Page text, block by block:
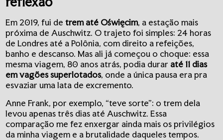
Em 2019, fui detrem até Oświęcim, a estação mais
próxima de Auschwitz. O trajeto foi simples: 24 horas
de Londres até a Polônia, com direito a refeições,
banho e descanso. Mas ali já começou o choque: essa
mesma viagem, 80 anos atrás, podia durar até 11 dias
em vagões superlotados, onde a única pausa era pra
esvaziar uma lata de excremento.
Anne Frank, por exemplo, “teve sorte”: o trem dela
levou apenas três dias até Auschwitz. Essa
comparação me fez enxergar ainda mais os privilégios
da minha viagem e a brutalidade daqueles tempos.